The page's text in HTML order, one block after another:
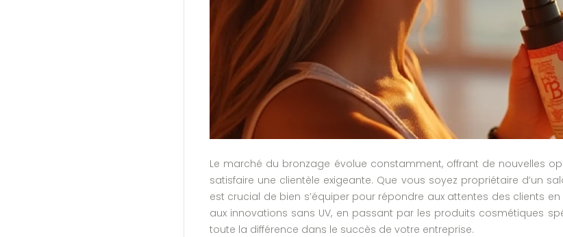
Le marché du bronzage évolue constamment, offrant de nouvelles
satisfaire une clientèle exigeante. Que vous soyez propriétaire d’un
est crucial de bien s’équiper pour répondre aux attentes des clients
aux innovations sans UV, en passant par les produits cosmétiques
toute la différence dans le succès de votre entreprise.